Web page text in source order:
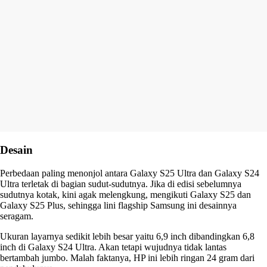
Desain
Perbedaan paling menonjol antara Galaxy S25 Ultra dan Galaxy S24
Ultra terletak di bagian sudut-sudutnya. Jika di edisi sebelumnya
sudutnya kotak, kini agak melengkung, mengikuti Galaxy S25 dan
Galaxy S25 Plus, sehingga lini flagship Samsung ini desainnya
seragam.
Ukuran layarnya sedikit lebih besar yaitu 6,9 inch dibandingkan 6,8
inch di Galaxy S24 Ultra. Akan tetapi wujudnya tidak lantas
bertambah jumbo. Malah faktanya, HP ini lebih ringan 24 gram dari